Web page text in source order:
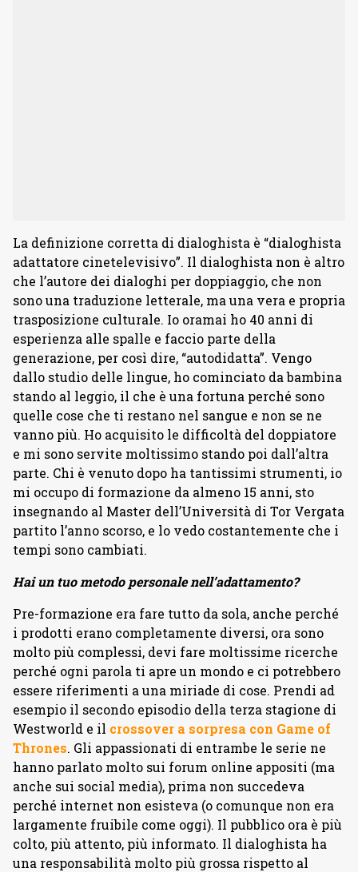
La definizione corretta di dialoghista è “dialoghista
adattatore cinetelevisivo”. Il dialoghista non è altro
che l’autore dei dialoghi per doppiaggio, che non
sono una traduzione letterale, ma una vera e propria
trasposizione culturale. Io oramai ho 40 anni di
esperienza alle spalle e faccio parte della
generazione, per così dire, “autodidatta”. Vengo
dallo studio delle lingue, ho cominciato da bambina
stando al leggio, il che è una fortuna perché sono
quelle cose che ti restano nel sangue e non se ne
vanno più. Ho acquisito le difficoltà del doppiatore
e mi sono servite moltissimo stando poi dall’altra
parte. Chi è venuto dopo ha tantissimi strumenti, io
mi occupo di formazione da almeno 15 anni, sto
insegnando al Master dell’Università di Tor Vergata
partito l’anno scorso, e lo vedo costantemente che i
tempi sono cambiati.
Hai un tuo metodo personale nell’adattamento?
Pre-formazione era fare tutto da sola, anche perché
i prodotti erano completamente diversi, ora sono
molto più complessi, devi fare moltissime ricerche
perché ogni parola ti apre un mondo e ci potrebbero
essere riferimenti a una miriade di cose. Prendi ad
esempio il secondo episodio della terza stagione di
Westworld e il crossover a sorpresa con Game of
Thrones. Gli appassionati di entrambe le serie ne
hanno parlato molto sui forum online appositi (ma
anche sui social media), prima non succedeva
perché internet non esisteva (o comunque non era
largamente fruibile come oggi). Il pubblico ora è più
colto, più attento, più informato. Il dialoghista ha
una responsabilità molto più grossa rispetto al